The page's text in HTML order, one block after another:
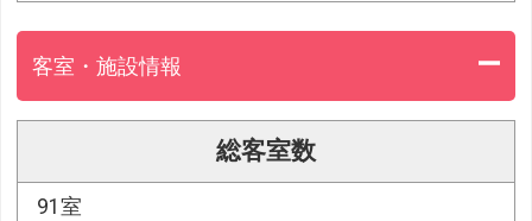
客室・施設情報
総客室数
91室